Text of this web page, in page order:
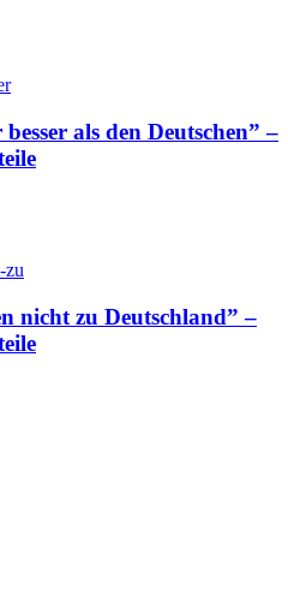
als den Deutschen” –
nicht zu Deutschland” –